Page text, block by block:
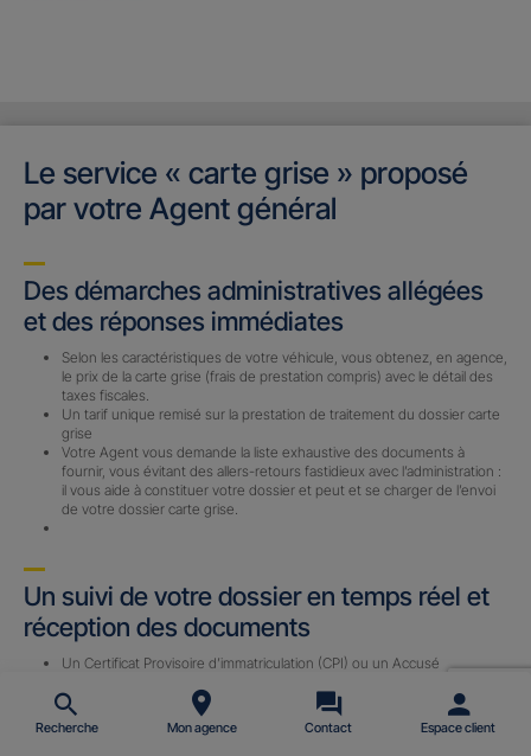
Le service « carte grise » proposé
par votre Agent général
Des démarches administratives allégées
et des réponses immédiates
Selon les caractéristiques de votre véhicule, vous obtenez, en agence,
le prix de la carte grise (frais de prestation compris) avec le détail des
taxes fiscales.
Un tarif unique remisé sur la prestation de traitement du dossier carte
grise
Votre Agent vous demande la liste exhaustive des documents à
fournir, vous évitant des allers-retours fastidieux avec l’administration :
il vous aide à constituer votre dossier et peut et se charger de l’envoi
de votre dossier carte grise.
Un suivi de votre dossier en temps réel et
réception des documents
Un Certificat Provisoire d’immatriculation (CPI) ou un Accusé
envoyé par email (sous 24 h) avec le n° d’immatriculation définitif une
fois le dossier complet reçu par notre prestataire.
Recherche Mon agence Contact Espace client